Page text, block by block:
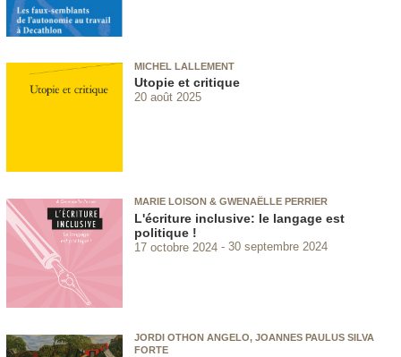
MICHEL LALLEMENT
Utopie et critique
20 août 2025
MARIE LOISON & GWENAËLLE PERRIER
L'écriture inclusive: le langage est
politique !
17 octobre 2024 30 septembre 2024
JORDI OTHON ANGELO, JOANNES PAULUS SILVA
FORTE